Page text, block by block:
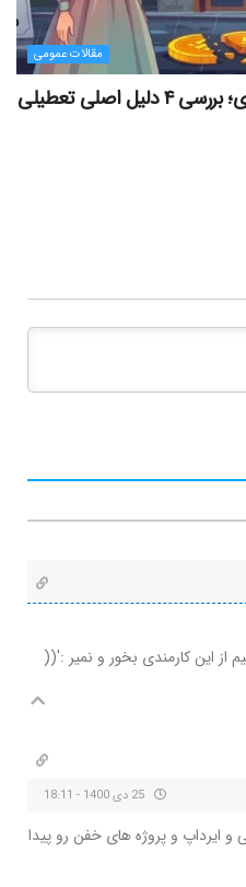
مقالات عمومی
پایان تلخ پروژه‌های میلیون دلاری؛ بررسی ۴ دلیل اصلی تعطیلی
از این کارمندی بخور و نمیر :'((
و ایرداپ و پروژه های خفن رو پیدا